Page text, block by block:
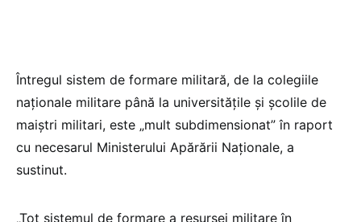
Întregul sistem de formare militară, de la colegiile
naționale militare până la universitățile și școlile de
maiștri militari, este „mult subdimensionat” în raport
cu necesarul Ministerului Apărării Naționale, a
sustinut.
„Tot sistemul de formare a resursei militare în